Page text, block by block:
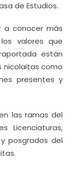
de Estudios.
a conocer más
valores que
están
nicolaitas como
presentes y
las ramas del
Licenciaturas,
posgrados del